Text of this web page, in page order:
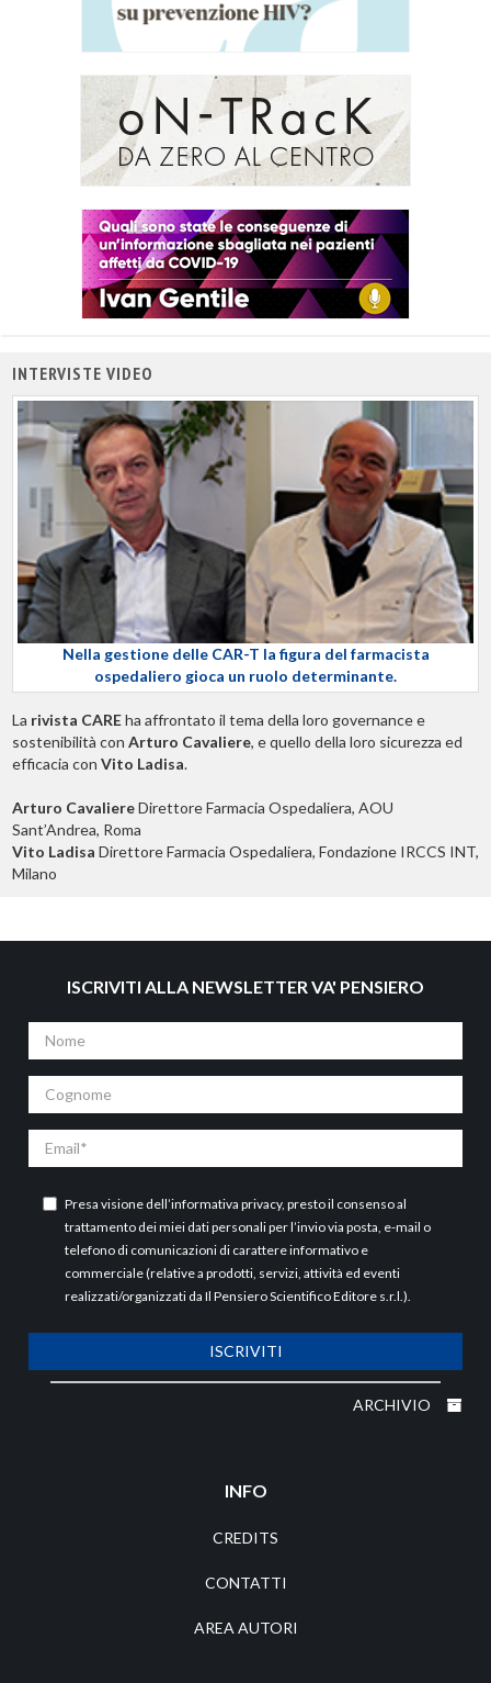
INTERVISTE VIDEO
Nella gestione delle CAR-T la figura del farmacista
ospedaliero gioca un ruolo determinante.
La rivista CAREha affrontato il tema della loro governance e
sostenibilità con Arturo Cavaliere, e quello della loro sicurezza ed
efficacia con Vito Ladisa.
Arturo CavaliereDirettore Farmacia Ospedaliera, AOU
Sant’Andrea, Roma
Vito Ladisa Direttore Farmacia Ospedaliera, Fondazione IRCCS INT,
Milano
ISCRIVITI ALLA NEWSLETTER VA' PENSIERO
Nome
Cognome
Email
Presa visione dell’informativa privacy, presto il consenso al
trattamento dei miei dati personali per l’invio via posta, e-mail o
telefono di comunicazioni di carattere informativo e
commerciale (relative a prodotti, servizi, attività ed eventi
realizzati/organizzati da Il Pensiero Scientifico Editore s.r.l.).
ISCRIVITI
ARCHIVIO
INFO
CREDITS
CONTATTI
AREA AUTORI